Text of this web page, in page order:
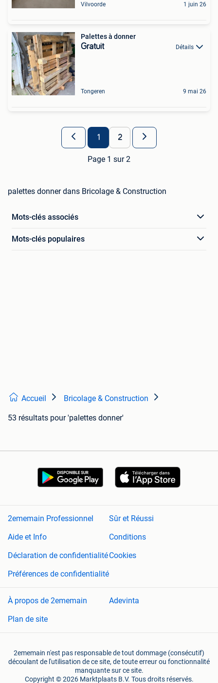
Vilvoorde 1 juin 26
Palettes à donner
Gratuit Détails
Tongeren 9 mai 26
1 2
Page 1 sur 2
palettes donner dans Bricolage & Construction
Mots-clés associés
Mots-clés populaires
Accueil Bricolage & Construction
53 résultats pour 'palettes donner'
2ememain Professionnel
Sûr et Réussi
Aide et Info
Conditions
Déclaration de confidentialitéCookies
Préférences de confidentialité
À propos de 2ememain
Adevinta
Plan de site
2ememain n'est pas responsable de tout dommage (consécutif)
découlant de l'utilisation de ce site, de toute erreur ou fonctionnalité
manquante sur ce site.
Copyright © 2026 Marktplaats B.V. Tous droits réservés.